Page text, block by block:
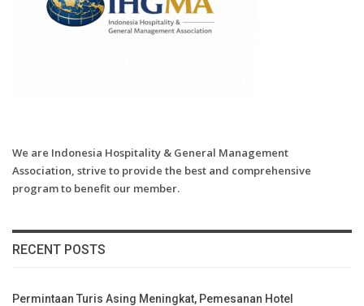
We are Indonesia Hospitality & General Management
Association, strive to provide the best and comprehensive
program to benefit our member.
RECENT POSTS
Permintaan Turis Asing Meningkat, Pemesanan Hotel